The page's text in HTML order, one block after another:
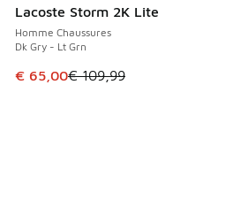
Lacoste Storm 2K Lite
Homme Chaussures
Dk Gry - Lt Grn
Cet article est en promotion.
€ 65,00€ 109,99